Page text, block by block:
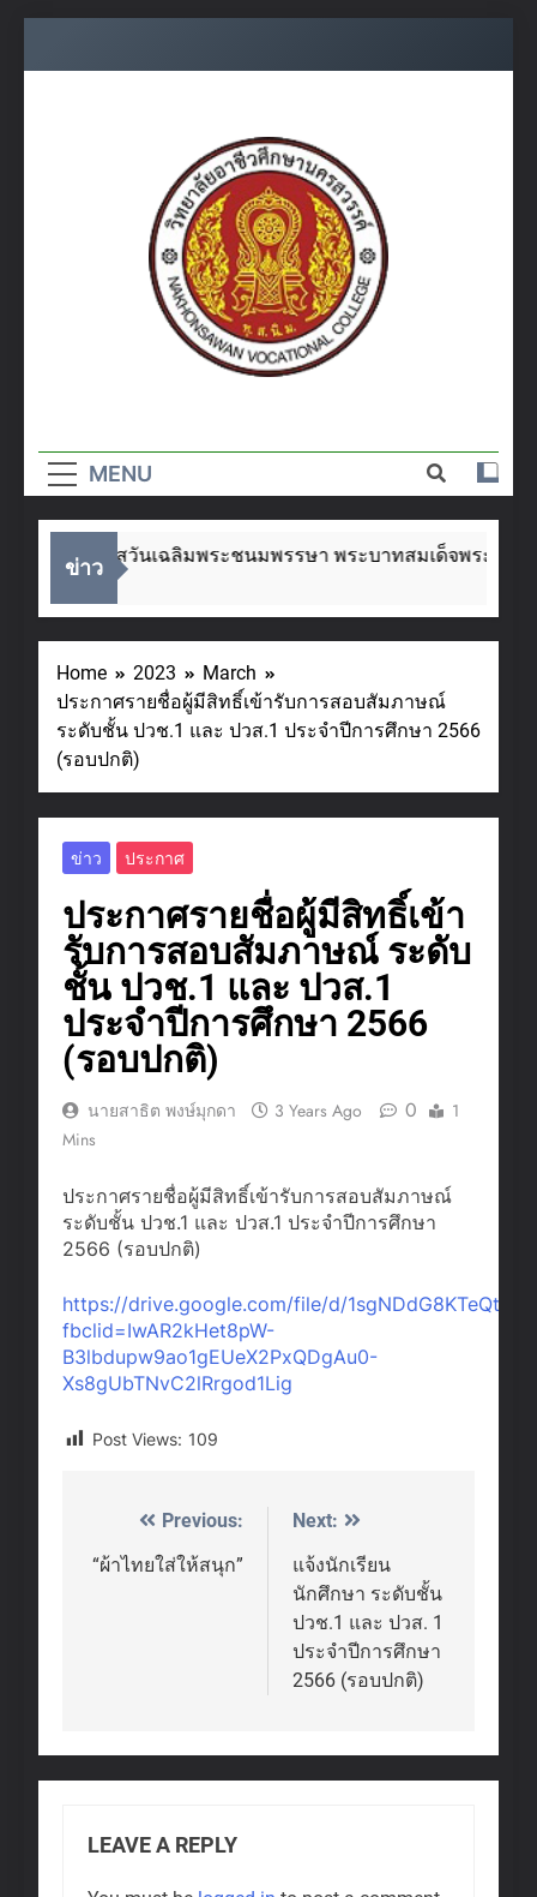
อาชีวศึกษา
นครสวรรค์
MENU
ข่าว
องในโอกาสวันเฉลิมพระชนมพรรษา พระบาทสมเด็จพระเจ้าอ
Home 2023
March
ประกาศรายชื่อผู้มีสิทธิ์เข้ารับการสอบสัมภาษณ์
ระดับชั้น ปวช.1 และ ปวส.1 ประจำปีการศึกษา 2566
(รอบปกติ)
ข่าว ประกาศ
ประกาศรายชื่อผู้มีสิทธิ์เข้า
รับการสอบสัมภาษณ์ ระดับ
ชั้น ปวช.1 และ ปวส.1
ประจำปีการศึกษา 2566
(รอบปกติ)
นายสาธิต พงษ์มุกดา 3 Years Ago 0
1
Mins
ประกาศรายชื่อผู้มีสิทธิ์เข้ารับการสอบสัมภาษณ์
ระดับชั้น ปวช.1 และ ปวส.1 ประจำปีการศึกษา
2566 (รอบปกติ)
https://drive.google.com/file/d/
fbclid=IwAR2kHet8pW-
B3lbdupw9ao1gEUeX2PxQDgAu0-
Xs8gUbTNvC2lRrgod1Lig
Post Views: 109
Post
navigation
Previous:
“ผ้าไทยใส่ให้สนุก”
Next:
แจ้งนักเรียน
นักศึกษา ระดับชั้น
ปวช.1 และ ปวส. 1
ประจำปีการศึกษา
2566 (รอบปกติ)
LEAVE A REPLY